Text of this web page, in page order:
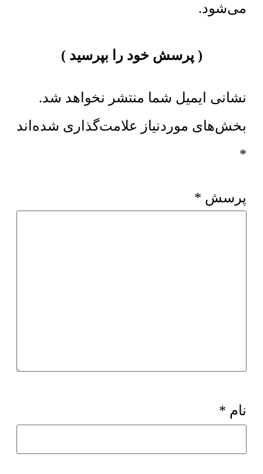
می‌شود.
پرسش خود را بپرسید
نشانی ایمیل شما منتشر نخواهد شد.
بخش‌های موردنیاز علامت‌گذاری شده‌اند
*
پرسش *
نام *